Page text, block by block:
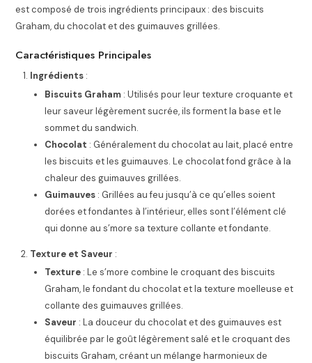
est composé de trois ingrédients principaux : des biscuits
Graham, du chocolat et des guimauves grillées.
Caractéristiques Principales
Ingrédients :
Biscuits Graham : Utilisés pour leur texture croquante et
leur saveur légèrement sucrée, ils forment la base et le
sommet du sandwich.
Chocolat : Généralement du chocolat au lait, placé entre
les biscuits et les guimauves. Le chocolat fond grâce à la
chaleur des guimauves grillées.
Guimauves : Grillées au feu jusqu’à ce qu’elles soient
dorées et fondantes à l’intérieur, elles sont l’élément clé
qui donne au s’more sa texture collante et fondante.
Texture et Saveur :
Texture : Le s’more combine le croquant des biscuits
Graham, le fondant du chocolat et la texture moelleuse et
collante des guimauves grillées.
Saveur : La douceur du chocolat et des guimauves est
équilibrée par le goût légèrement salé et le croquant des
biscuits Graham, créant un mélange harmonieux de